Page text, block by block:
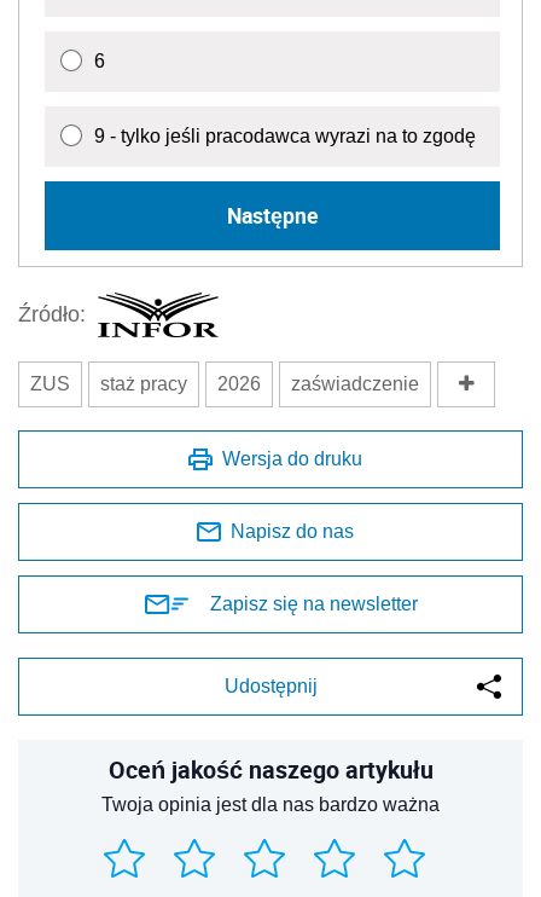
6
9 - tylko jeśli pracodawca wyrazi na to zgodę
Następne
Źródło:
ZUS staż pracy 2026 zaświadczenie
Wersja do druku
Napisz do nas
Zapisz się na newsletter
Udostępnij
Oceń jakość naszego artykułu
Twoja opinia jest dla nas bardzo ważna